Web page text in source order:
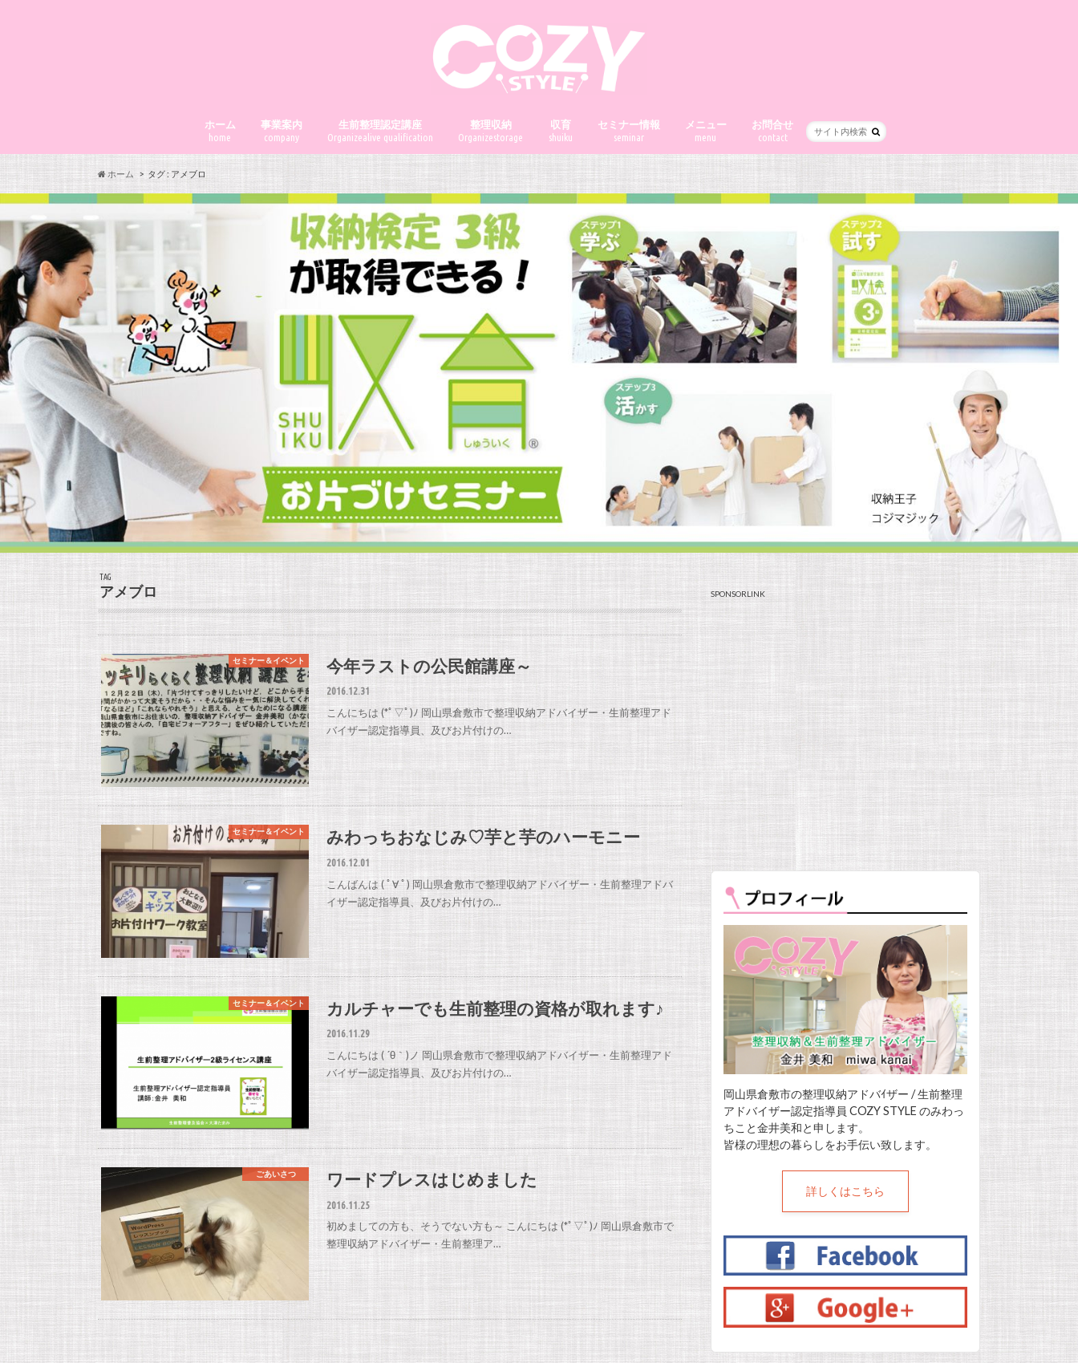
ホーム
home
事業案内
company
生前整理認定講座
Organizealive qualification
整理収納
Organizestorage
収育
shuiku
セミナー情報
seminar
メニュー
menu
お問合せ
contact
ホーム タグ : アメブロ
TAG
アメブロ
セミナー＆イベント 今年ラストの公民館講座～
2016.12.31
こんにちは (*ﾟ▽ﾟ)ﾉ 岡山県倉敷市で整理収納アドバイザー・生前整理アド
バイザー認定指導員、及びお片付けの…
セミナー＆イベント みわっちおなじみ♡芋と芋のハーモニー
2016.12.01
こんばんは ( ﾟ∀ ﾟ) 岡山県倉敷市で整理収納アドバイザー・生前整理アドバ
イザー認定指導員、及びお片付けの…
セミナー＆イベント カルチャーでも生前整理の資格が取れます♪
2016.11.29
こんにちは ( ´θ｀)ノ 岡山県倉敷市で整理収納アドバイザー・生前整理アド
バイザー認定指導員、及びお片付けの…
ごあいさつ ワードプレスはじめました
2016.11.25
初めましての方も、そうでない方も～ こんにちは (*ﾟ▽ﾟ)ﾉ 岡山県倉敷市で
整理収納アドバイザー・生前整理ア…
SPONSORLINK
岡山県倉敷市の整理収納アドバｲザー / 生前整理
アドバイザー認定指導員 COZY STYLE のみわっ
ちこと金井美和と申します。
皆様の理想の暮らしをお手伝い致します。
詳しくはこちら